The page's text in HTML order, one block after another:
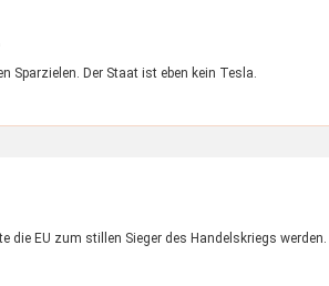
Sparzielen. Der Staat ist eben kein Tesla.
EU zum stillen Sieger des Handelskriegs werden.